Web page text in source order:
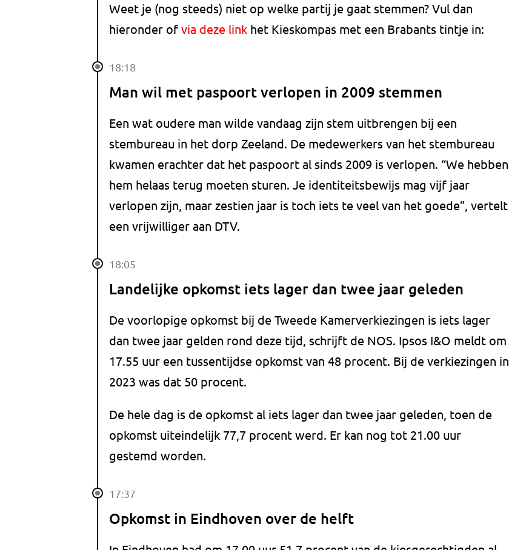
Weet je (nog steeds) niet op welke partij je gaat stemmen? Vul dan
hieronder of via deze link het Kieskompas met een Brabants tintje in:
18:18
Man wil met paspoort verlopen in 2009 stemmen
Een wat oudere man wilde vandaag zijn stem uitbrengen bij een
stembureau in het dorp Zeeland. De medewerkers van het stembureau
kwamen erachter dat het paspoort al sinds 2009 is verlopen. “We hebben
hem helaas terug moeten sturen. Je identiteitsbewijs mag vijf jaar
verlopen zijn, maar zestien jaar is toch iets te veel van het goede”, vertelt
een vrijwilliger aan DTV.
18:05
Landelijke opkomst iets lager dan twee jaar geleden
De voorlopige opkomst bij de Tweede Kamerverkiezingen is iets lager
dan twee jaar gelden rond deze tijd, schrijft de NOS. Ipsos I&O meldt om
17.55 uur een tussentijdse opkomst van 48 procent. Bij de verkiezingen in
2023 was dat 50 procent.
De hele dag is de opkomst al iets lager dan twee jaar geleden, toen de
opkomst uiteindelijk 77,7 procent werd. Er kan nog tot 21.00 uur
gestemd worden.
17:37
Opkomst in Eindhoven over de helft